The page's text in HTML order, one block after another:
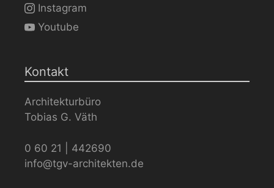
Instagram
Youtube
Kontakt
Architekturbüro
Tobias G. Väth
0 60 21 | 442690
info@tgv-architekten.de